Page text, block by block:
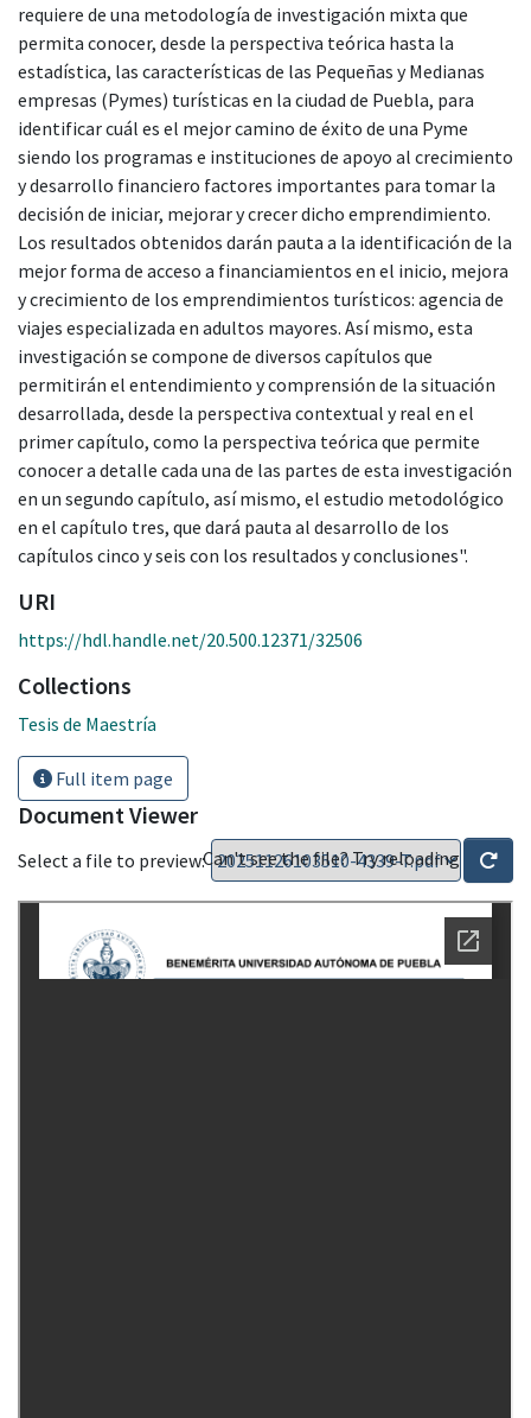
requiere de una metodología de investigación mixta que
permita conocer, desde la perspectiva teórica hasta la
estadística, las características de las Pequeñas y Medianas
empresas (Pymes) turísticas en la ciudad de Puebla, para
identificar cuál es el mejor camino de éxito de una Pyme
siendo los programas e instituciones de apoyo al crecimiento
y desarrollo financiero factores importantes para tomar la
decisión de iniciar, mejorar y crecer dicho emprendimiento.
Los resultados obtenidos darán pauta a la identificación de la
mejor forma de acceso a financiamientos en el inicio, mejora
y crecimiento de los emprendimientos turísticos: agencia de
viajes especializada en adultos mayores. Así mismo, esta
investigación se compone de diversos capítulos que
permitirán el entendimiento y comprensión de la situación
desarrollada, desde la perspectiva contextual y real en el
primer capítulo, como la perspectiva teórica que permite
conocer a detalle cada una de las partes de esta investigación
en un segundo capítulo, así mismo, el estudio metodológico
en el capítulo tres, que dará pauta al desarrollo de los
capítulos cinco y seis con los resultados y conclusiones".
URI
https://hdl.handle.net/20.500.12371/32506
Collections
Tesis de Maestría
Full item page
Document Viewer
Select a file to preview:Can't see the file? Try reloading